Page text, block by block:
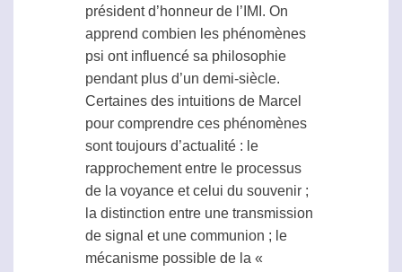
président d’honneur de l’IMI. On
apprend combien les phénomènes
psi ont influencé sa philosophie
pendant plus d’un demi-siècle.
Certaines des intuitions de Marcel
pour comprendre ces phénomènes
sont toujours d’actualité : le
rapprochement entre le processus
de la voyance et celui du souvenir ;
la distinction entre une transmission
de signal et une communion ; le
mécanisme possible de la «